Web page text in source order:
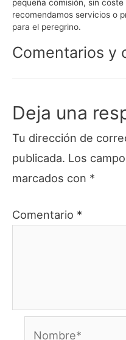
pequeña comisión, sin
recomendamos servicios o
para el peregrino.
Comentarios y
Deja una
Tu dirección de
publicada. Los
marcados con *
Comentario *